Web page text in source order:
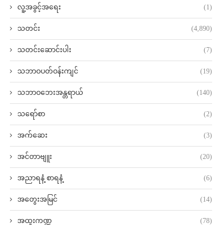
လူ့အခွင့်အရေး (1)
သတင်း (4,890)
သတင်းဆောင်းပါး (7)
သဘာဝပတ်ဝန်းကျင် (19)
သဘာဝဘေးအန္တရာယ် (140)
သရော်စာ (2)
အက်ဆေး (3)
အင်တာဗျူး (20)
အညာရနံ့ စာရနံ့ (6)
အတွေးအမြင် (14)
အထူးကဏ္ဍ (78)